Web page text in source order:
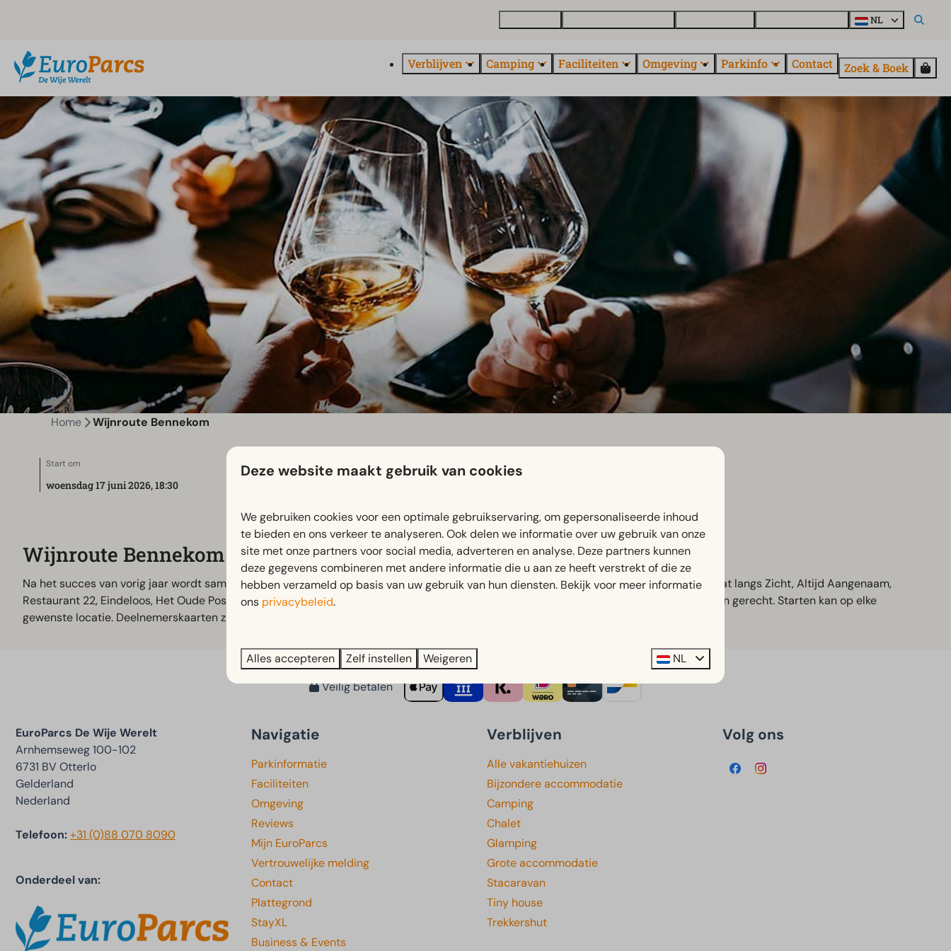
NL
Verblijven Camping Faciliteiten Omgeving Parkinfo Contact Zoek & Boek
Home Wijnroute Bennekom
Start om
woensdag 17 juni 2026, 18:30
Wijnroute Bennekom
Na het succes van vorig jaar wordt samen met zes horecazaken opnieuw een gezellige en smaakvolle avond georganiseerd. De route gaat langs Zicht, Altijd Aangenaam,
Restaurant 22, Eindeloos, Het Oude Postkantoor en Café de Dorpsherberg. Bij elke locatie wordt je voorzien van een glas wijn en een klein gerecht. Starten kan op elke
gewenste locatie. Deelnemerskaarten zijn verkrijgbaar bij Het Oude Postkantoor en Café de Dorpsherberg.
Veilig betalen
EuroParcs De Wije Werelt
Arnhemseweg 100-102
6731 BV Otterlo
Gelderland
Nederland
Telefoon:+31 (0)88 070 8090
Onderdeel van:
Navigatie
Parkinformatie
Faciliteiten
Omgeving
Reviews
Mijn EuroParcs
Vertrouwelijke melding
Contact
Plattegrond
StayXL
Business & Events
Verblijven
Alle vakantiehuizen
Bijzondere accommodatie
Camping
Chalet
Glamping
Grote accommodatie
Stacaravan
Tiny house
Trekkershut
Volg ons
Deze website maakt gebruik van cookies
We gebruiken cookies voor een optimale gebruikservaring, om gepersonaliseerde inhoud
te bieden en ons verkeer te analyseren. Ook delen we informatie over uw gebruik van onze
site met onze partners voor social media, adverteren en analyse. Deze partners kunnen
deze gegevens combineren met andere informatie die u aan ze heeft verstrekt of die ze
hebben verzameld op basis van uw gebruik van hun diensten. Bekijk voor meer informatie
ons privacybeleid.
Alles accepteren Zelf instellen Weigeren NL